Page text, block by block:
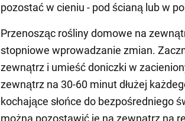
pozostać w cieniu - pod ścianą lub w
Przenosząc rośliny domowe na
stopniowe wprowadzanie zmian.
zewnątrz i umieść doniczki w
zewnątrz na 30-60 minut dłużej
kochające słońce do bezpośredniego
można pozostawić je na zewnątrz na